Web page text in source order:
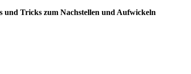
und Tricks zum Nachstellen und Aufwickeln